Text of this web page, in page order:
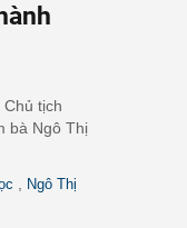
tịch
bà Ngô Thị
Ngô Thị